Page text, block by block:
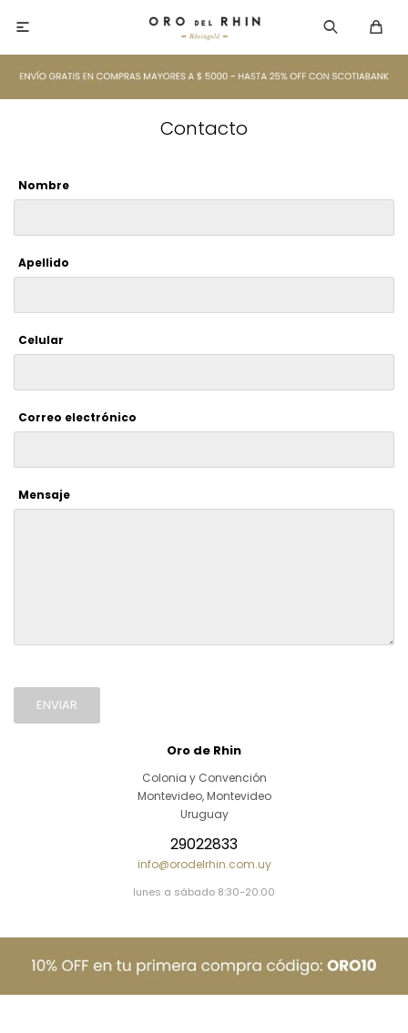

Contacto
Nombre
Apellido
Celular
Correo electrónico
Mensaje
ENVIAR
Oro de Rhin
Colonia y Convención
Montevideo,Montevideo
Uruguay
29022833
info@orodelrhin.com.uy
lunes a sábado 8:30-20:00